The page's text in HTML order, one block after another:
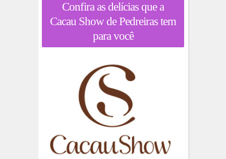
Confira as delícias que a
Cacau Show de Pedreiras tem
para você